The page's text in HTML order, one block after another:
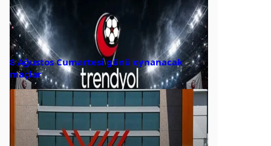
8 Ağustos Cumartesi günü oynanacak
maçlar